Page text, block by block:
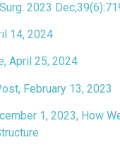
2023
14, 2024
April 25, 2024
February 13, 2023
1, 2023, How